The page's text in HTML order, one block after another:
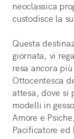
neoclassica
custodisce la
Questa
giornata, vi
resa ancora
Ottocentesca
attesa, dove si
modelli in
Amore e
Pacificatore ed